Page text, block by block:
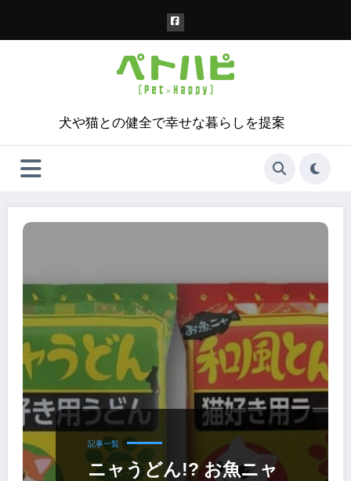
犬や猫との健全で幸せな暮らしを提案
記事一覧
ニャうどん!? お魚ニャ